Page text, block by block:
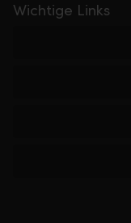
Wichtige Links